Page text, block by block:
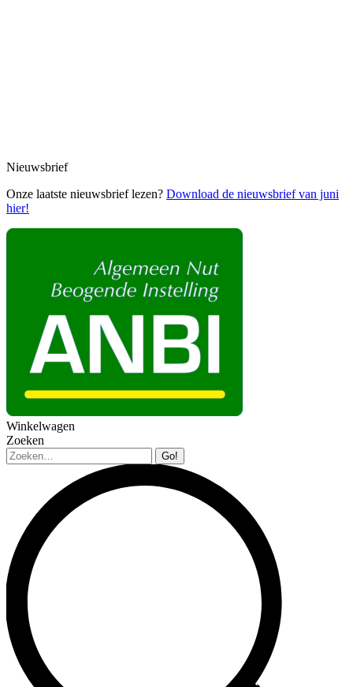
Nieuwsbrief
Onze laatste nieuwsbrief lezen? Download de nieuwsbrief van juni
hier!
Winkelwagen
Zoeken
Zoeken: